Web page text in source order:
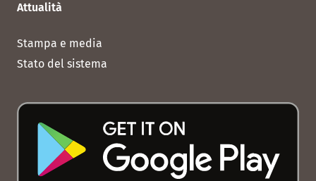
Attualità
Stampa e media
Stato del sistema